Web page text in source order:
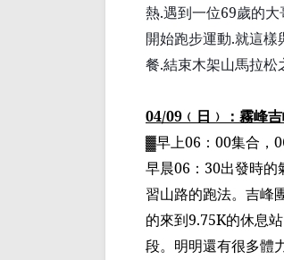
熱.遇到一位69歲的大
開始跑步運動.就這樣
餐.結束木架山馬拉松
04/09 ﹙ 日 ﹚ ：霧峰
▓早上06 ： 00集合，
早晨06 ： 30出發時的
習山路的跑法。吉峰
的來到9.75K的休息
段。明明還有很多體